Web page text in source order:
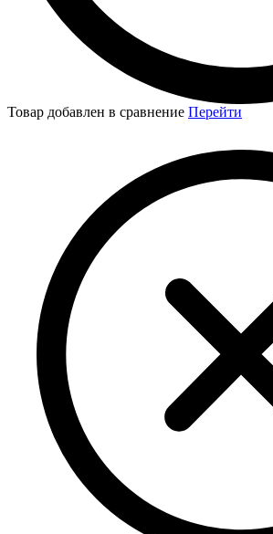
Товар добавлен в сравнение Перейти